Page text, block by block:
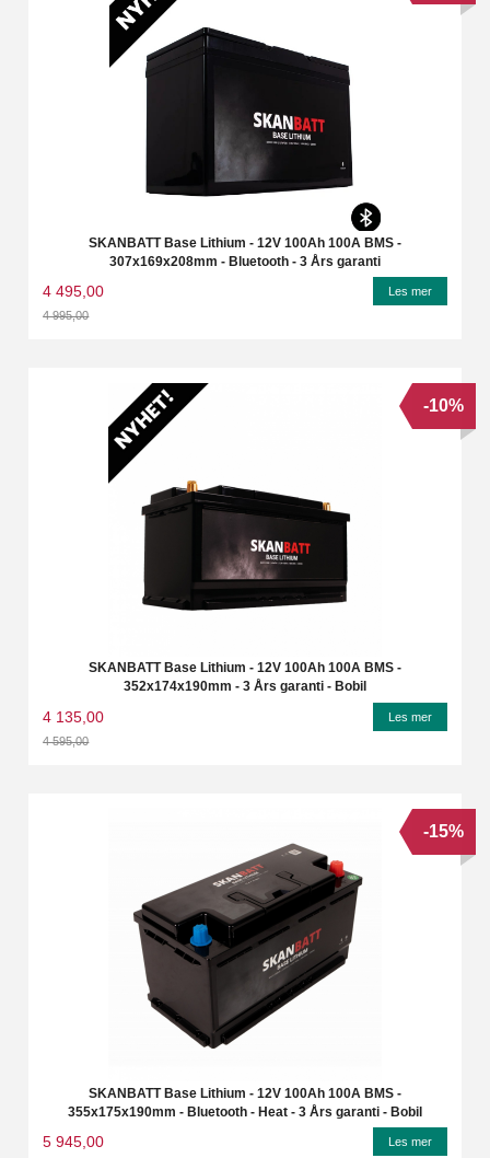
SKANBATT Base Lithium - 12V 100Ah 100A BMS -
307x169x208mm - Bluetooth - 3 Års garanti
4 495,00
4 995,00
Les mer
SKANBATT Base Lithium - 12V 100Ah 100A BMS -
352x174x190mm - 3 Års garanti - Bobil
4 135,00
4 595,00
-10%
Les mer
SKANBATT Base Lithium - 12V 100Ah 100A BMS -
355x175x190mm - Bluetooth - Heat - 3 Års garanti - Bobil
5 945,00
-15%
Les mer